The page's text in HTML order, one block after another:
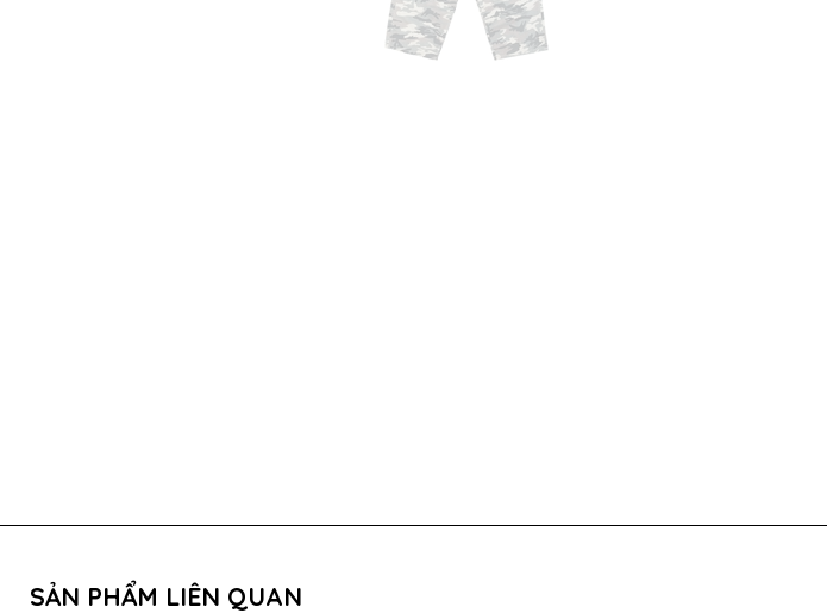
SẢN PHẨM LIÊN QUAN